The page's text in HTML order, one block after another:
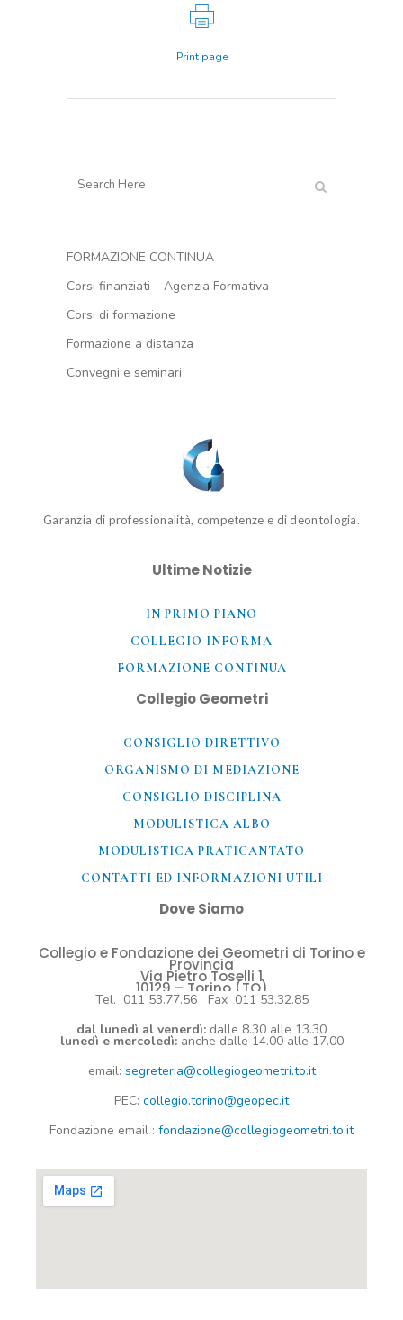
Print page
FORMAZIONE CONTINUA
Corsi finanziati – Agenzia Formativa
Corsi di formazione
Formazione a distanza
Convegni e seminari
Garanzia di professionalità, competenze e di deontologia.
Ultime Notizie
IN PRIMO PIANO
COLLEGIO INFORMA
FORMAZIONE CONTINUA
Collegio Geometri
CONSIGLIO DIRETTIVO
ORGANISMO DI MEDIAZIONE
CONSIGLIO DISCIPLINA
MODULISTICA ALBO
MODULISTICA PRATICANTATO
CONTATTI ED INFORMAZIONI UTILI​
Dove Siamo
Collegio e Fondazione dei Geometri di Torino e
Provincia
Via Pietro Toselli 1
10129 – Torino (TO)
Tel. 011 53.77.56 Fax 011 53.32.85
dal lunedì al venerdì: dalle 8.30 alle 13.30
lunedì e mercoledì: anche dalle 14.00 alle 17.00
email: segreteria@collegiogeometri.to.it
PEC: collegio.torino@geopec.it
Fondazione email : fondazione@collegiogeometri.to.it